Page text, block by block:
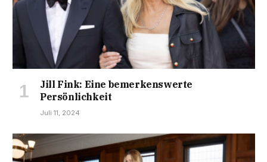
Jill Fink: Eine bemerkenswerte
Persönlichkeit
Juli 11, 2024